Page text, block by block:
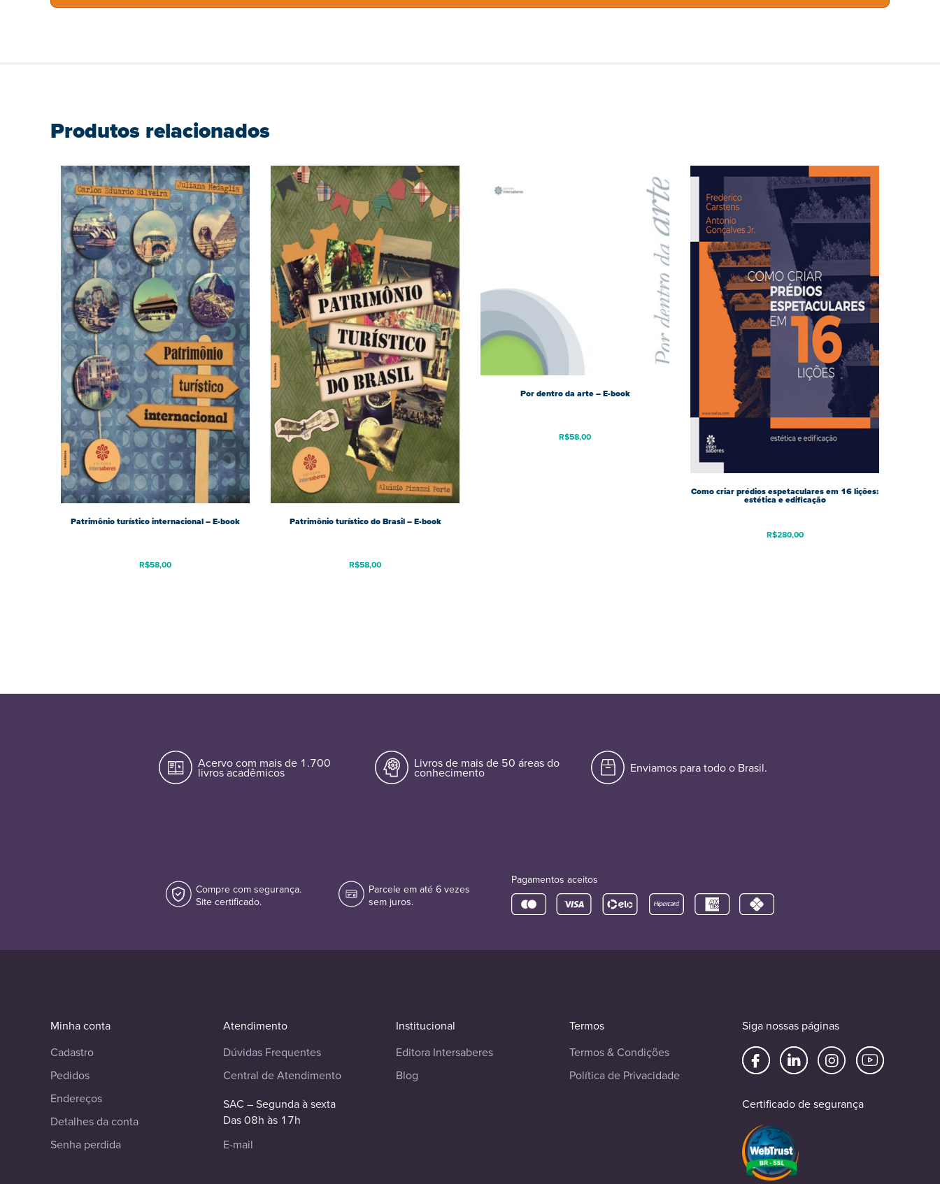
Produtos relacionados
Patrimônio turístico internacional – E-book
R$58,00
Patrimônio turístico do Brasil – E-book
R$58,00
Por dentro da arte – E-book
R$58,00
Como criar prédios espetaculares em 16 lições:
estética e edificação
R$280,00
Acervo com mais de 1.700
livros acadêmicos
Livros de mais de 50 áreas do
conhecimento Enviamos para todo o Brasil.
Compre com segurança.
Site certificado.
Parcele em até 6 vezes
sem juros.
Pagamentos aceitos
Minha conta
Cadastro
Pedidos
Endereços
Detalhes da conta
Senha perdida
Atendimento
Dúvidas Frequentes
Central de Atendimento
SAC – Segunda à sexta
Das 08h às 17h
E-mail
Institucional
Editora Intersaberes
Blog
Termos
Termos & Condições
Política de Privacidade
Siga nossas páginas
Certificado de segurança